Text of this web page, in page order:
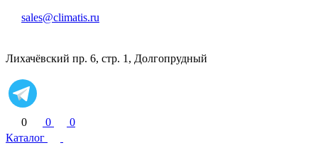
sales@climatis.ru
Лихачёвский пр. 6, стр. 1, Долгопрудный
0 0
0
Каталог